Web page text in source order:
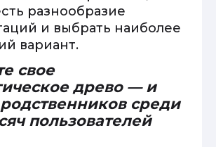
разнообразие
и выбрать наиболее
вариант.
свое
древо — и
среди
пользователей